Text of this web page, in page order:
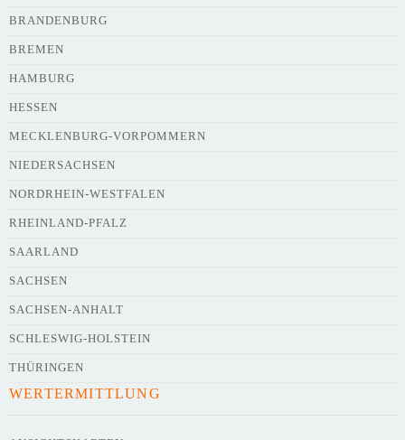
Webseite
Kurze Beschreibung des Flohmarkts
Kontaktdaten des Veranstalters
BRANDENBURG
BREMEN
HAMBURG
HESSEN
MECKLENBURG-VORPOMMERN
NIEDERSACHSEN
NORDRHEIN-WESTFALEN
RHEINLAND-PFALZ
SAARLAND
SACHSEN
SACHSEN-ANHALT
SCHLESWIG-HOLSTEIN
THÜRINGEN
WERTERMITTLUNG